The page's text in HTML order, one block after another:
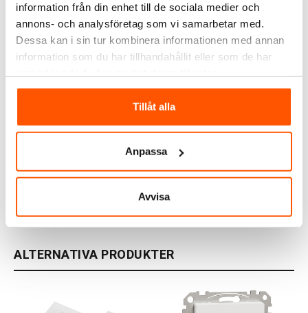
information från din enhet till de sociala medier och
annons- och analysföretag som vi samarbetar med.
Dessa kan i sin tur kombinera informationen med annan
information som du har tillhandahållit eller som de har
Tillåt alla
Anpassa
Avvisa
ALTERNATIVA PRODUKTER